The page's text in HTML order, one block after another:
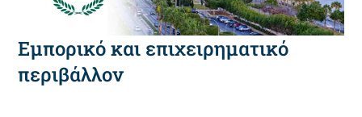
Εμπορικό και επιχειρηματικό
περιβάλλον